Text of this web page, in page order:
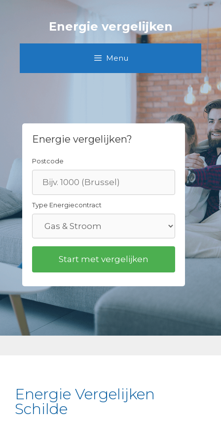
Energie vergelijken
Menu
Energie vergelijken?
Postcode
Type Energiecontract
Energie Vergelijken
Schilde